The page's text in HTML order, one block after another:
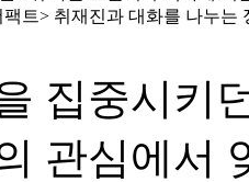
트> 취재진과 대화를 나누는
집중시키
관심에서